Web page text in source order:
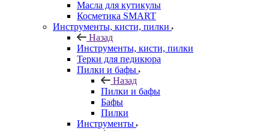
Масла для кутикулы
Косметика SMART
Инструменты, кисти, пилки
Назад
Инструменты, кисти, пилки
Терки для педикюра
Пилки и бафы
Назад
Пилки и бафы
Бафы
Пилки
Инструменты